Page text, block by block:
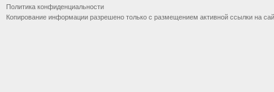
Политика конфиденциальности
Копирование информации разрешено только с размещением активной ссылки на